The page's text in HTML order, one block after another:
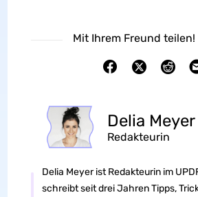
Mit Ihrem Freund teilen!
Delia Meyer
Redakteurin
Delia Meyer ist Redakteurin im
schreibt seit drei Jahren Tipps,